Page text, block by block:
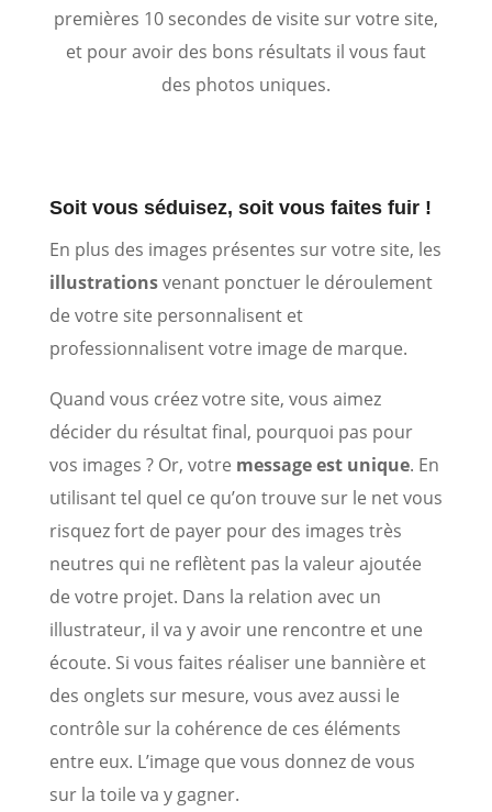
premières 10 secondes de visite sur votre site,
et pour avoir des bons résultats il vous faut
des photos uniques.
Soit vous séduisez, soit vous faites fuir !
En plus des images présentes sur votre site, les
illustrationsvenant ponctuer le déroulement
de votre site personnalisent et
professionnalisent votre image de marque.
Quand vous créez votre site, vous aimez
décider du résultat final, pourquoi pas pour
vos images ? Or, votre message est unique. En
utilisant tel quel ce qu’on trouve sur le net vous
risquez fort de payer pour des images très
neutres qui ne reflètent pas la valeur ajoutée
de votre projet. Dans la relation avec un
illustrateur, il va y avoir une rencontre et une
écoute. Si vous faites réaliser une bannière et
des onglets sur mesure, vous avez aussi le
contrôle sur la cohérence de ces éléments
entre eux. L’image que vous donnez de vous
sur la toile va y gagner.